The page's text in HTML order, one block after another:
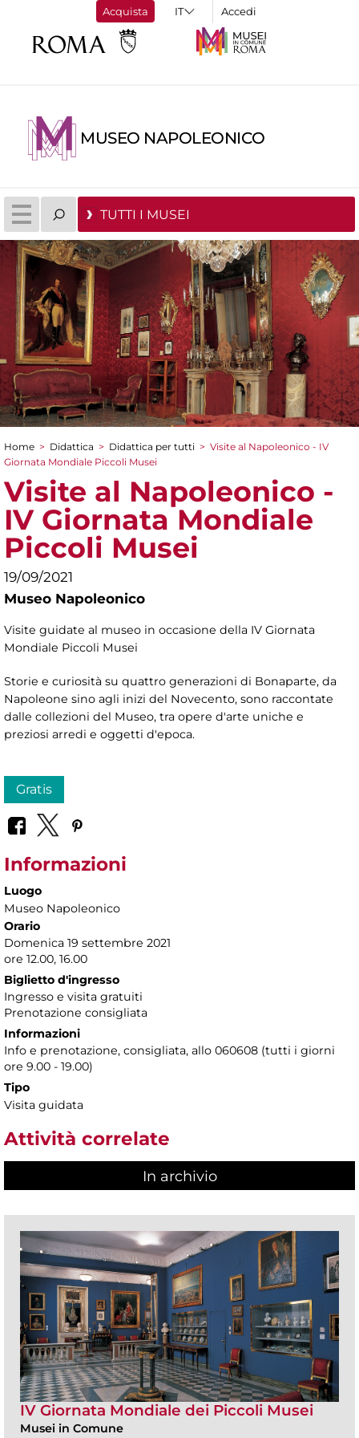
Acquista Accedi
MUSEO NAPOLEONICO
TUTTI I MUSEI
Tu sei qui
Home > Didattica > Didattica per tutti > Visite al Napoleonico - IV
Giornata Mondiale Piccoli Musei
Visite al Napoleonico -
IV Giornata Mondiale
Piccoli Musei
19/09/2021
Museo Napoleonico
Visite guidate al museo in occasione della IV Giornata
Mondiale Piccoli Musei
Storie e curiosità su quattro generazioni di Bonaparte, da
Napoleone sino agli inizi del Novecento, sono raccontate
dalle collezioni del Museo, tra opere d'arte uniche e
preziosi arredi e oggetti d'epoca.
Gratis
Informazioni
Luogo
Museo Napoleonico
Orario
Domenica 19 settembre 2021
ore 12.00, 16.00
Biglietto d'ingresso
Ingresso e visita gratuiti
Prenotazione consigliata
Informazioni
Info e prenotazione, consigliata, allo 060608 (tutti i giorni
ore 9.00 - 19.00)
Tipo
Visita guidata
Attività correlate
In archivio
IV Giornata Mondiale dei Piccoli Musei
Musei in Comune